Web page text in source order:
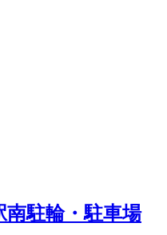
南駐輪・駐車場